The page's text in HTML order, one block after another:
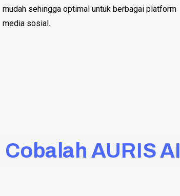
mudah sehingga optimal untuk berbagai platform
media sosial.
Cobalah AURIS AI